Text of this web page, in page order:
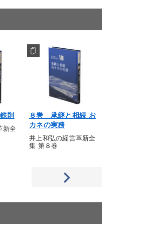
則
新全
８巻 承継と相続 お
カネの実務
井上和弘の経営革新全
集 第８巻